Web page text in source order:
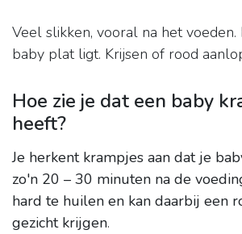
Veel slikken, vooral na het voeden.
baby plat ligt. Krijsen of rood
Hoe zie je dat een baby
heeft?
Je herkent krampjes aan dat je
zo'n 20 – 30 minuten na de
hard te huilen en kan daarbij een
gezicht krijgen.